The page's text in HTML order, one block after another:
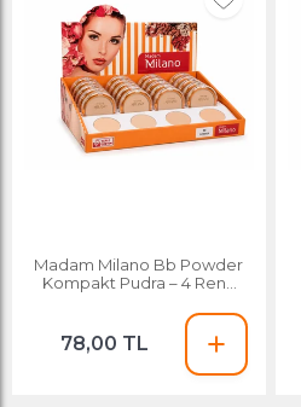
Madam Milano Bb Powder
Kompakt Pudra – 4 Renk
78,00 TL